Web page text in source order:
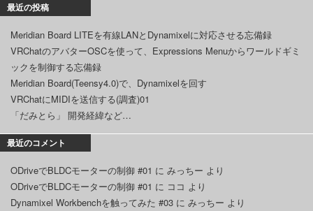
最近の投稿
Meridian Board LITEを有線LANとDynamixelに対応させる忘備録
VRChatのアバターOSCを使って、Expressions Menuからワールドギミ
ックを制御する忘備録
Meridian Board(Teensy4.0)で、Dynamixelを回す
VRChatにMIDIを送信する(調査)01
「だみとら」 開発経緯など…
最近のコメント
ODriveでBLDCモーターの制御 #01 に みっちー より
ODriveでBLDCモーターの制御 #01 に ココ より
Dynamixel Workbenchを触ってみた #03 に みっちー より